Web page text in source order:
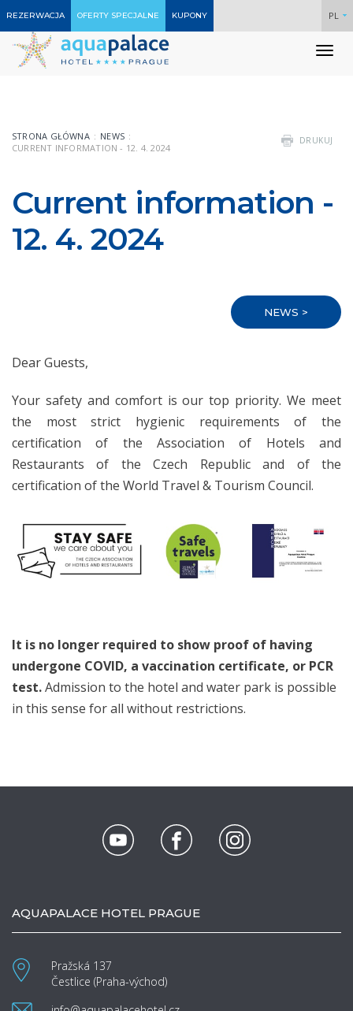
REZERWACJA OFERTY SPECJALNE KUPONY PL
DRUKUJ
STRONA GŁÓWNA
NEWS
CURRENT INFORMATION - 12. 4. 2024
Current information -
12. 4. 2024
NEWS >
Dear Guests,
Your safety and comfort is our top priority. We meet
the most strict hygienic requirements of the
certification of the Association of Hotels and
Restaurants of the Czech Republic and of the
certification of the World Travel & Tourism Council.
It is no longer required to show proof of having
undergone COVID, a vaccination certificate, or PCR
test.Admission to the hotel and water park is possible
in this sense for all without restrictions.
AQUAPALACE HOTEL PRAGUE
Pražská 137
Čestlice (Praha-východ)